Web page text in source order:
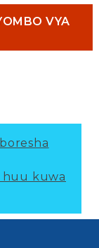
VYA
huu kuwa